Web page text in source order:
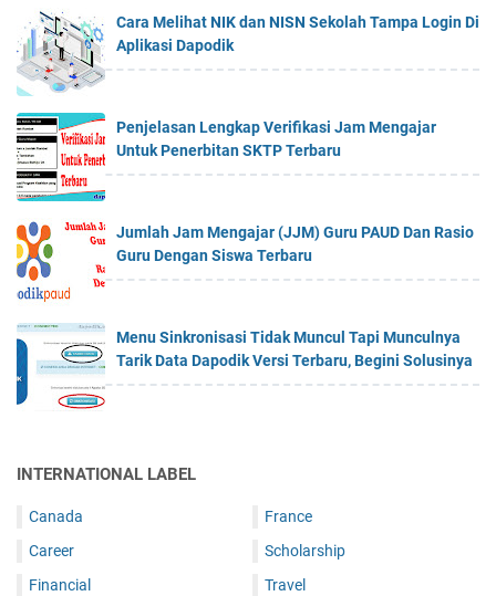
Cara Melihat NIK dan NISN Sekolah Tampa Login Di
Aplikasi Dapodik
Penjelasan Lengkap Verifikasi Jam Mengajar
Untuk Penerbitan SKTP Terbaru
Jumlah Jam Mengajar (JJM) Guru PAUD Dan Rasio
Guru Dengan Siswa Terbaru
Menu Sinkronisasi Tidak Muncul Tapi Munculnya
Tarik Data Dapodik Versi Terbaru, Begini Solusinya
INTERNATIONAL LABEL
Canada
Career
Financial
France
Scholarship
Travel